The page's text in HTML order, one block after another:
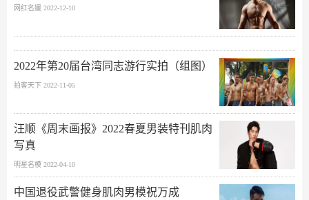
网红名媛 2022-12-10
2022年第20届台湾同志游行实拍（组图）
拍客天下 2022-11-05
汪顺《周末画报》2022春夏男装特刊肌肉
写真
明星名模 2022-04-10
中国退役武警健身肌肉男模祝万成